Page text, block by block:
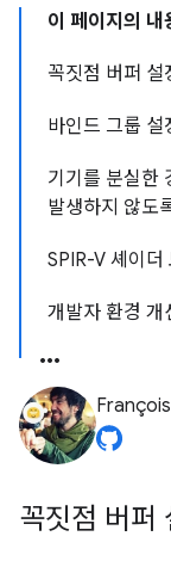
이 페이지의 내
꼭짓점 버퍼 설
바인드 그룹 설
기기를 분실한
발생하지 않도
SPIR-V 셰이더
개발자 환경 개
꼭짓점 버퍼